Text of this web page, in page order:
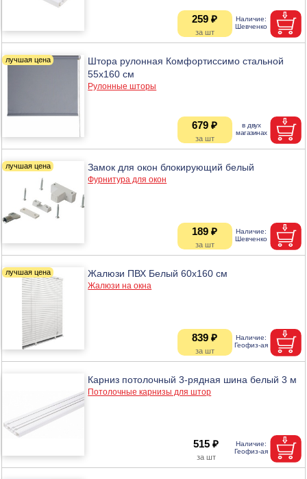
259 ₽
Штора рулонная Комфортиссимо стальной
55х160 см
Рулонные шторы
679 ₽
Замок для окон блокирующий белый
Фурнитура для окон
189 ₽
Жалюзи ПВХ Белый 60х160 см
Жалюзи на окна
839 ₽
Карниз потолочный 3-рядная шина белый 3 м
Потолочные карнизы для штор
515 ₽